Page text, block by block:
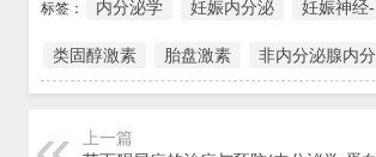
标签： 内分泌学 妊娠内分泌 妊娠神经
类固醇激素 胎盘激素 非内分泌腺内
上一篇